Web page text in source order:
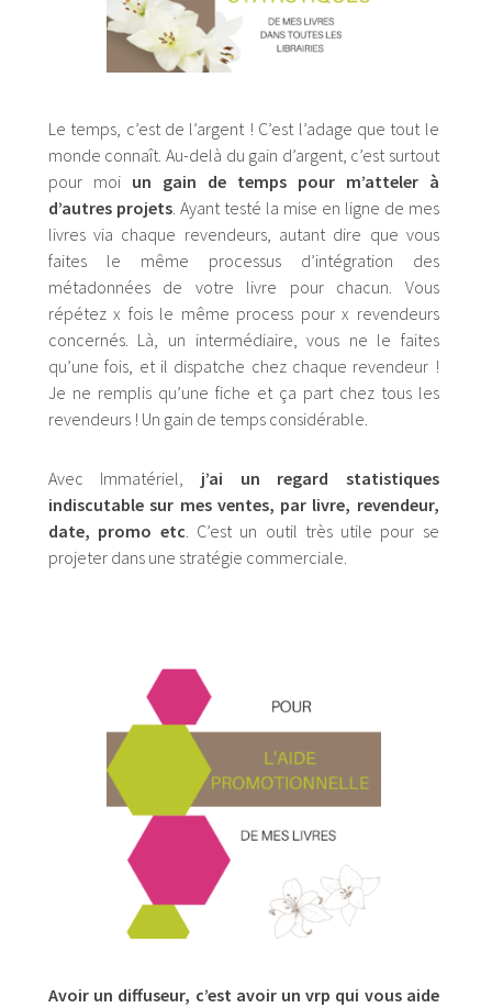
Le temps, c’est de l’argent ! C’est l’adage que tout le
monde connaît. Au-delà du gain d’argent, c’est surtout
pour moi un gain de temps pour m’atteler à
d’autres projets. Ayant testé la mise en ligne de mes
livres via chaque revendeurs, autant dire que vous
faites le même processus d’intégration des
métadonnées de votre livre pour chacun. Vous
répétez x fois le même process pour x revendeurs
concernés. Là, un intermédiaire, vous ne le faites
qu’une fois, et il dispatche chez chaque revendeur !
Je ne remplis qu’une fiche et ça part chez tous les
revendeurs ! Un gain de temps considérable.
Avec Immatériel, j’ai un regard statistiques
indiscutable sur mes ventes, par livre, revendeur,
date, promo etc . C’est un outil très utile pour se
projeter dans une stratégie commerciale.
Avoir un diffuseur, c’est avoir un vrp qui vous aide